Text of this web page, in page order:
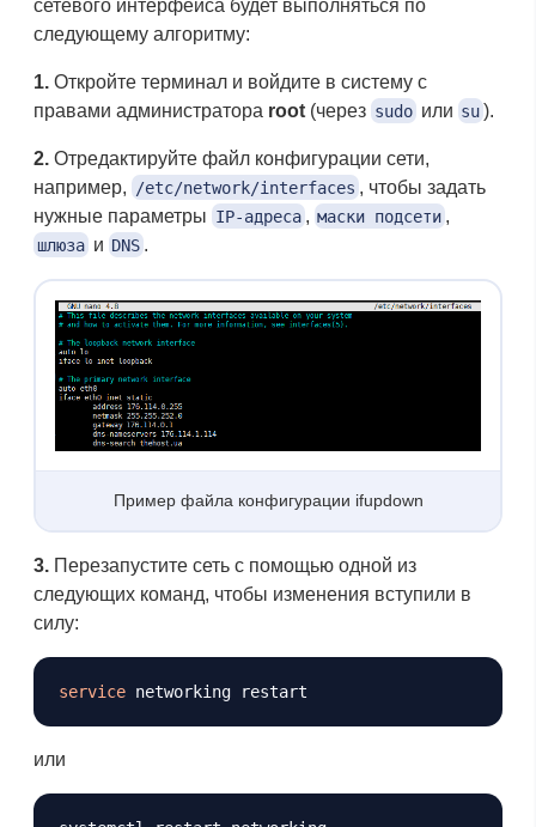
сетевого интерфейса будет выполняться по
следующему алгоритму:
1. Откройте терминал и войдите в систему с
правами администратора root (через sudo или su).
2. Отредактируйте файл конфигурации сети,
например,
/etc/network/interfaces , чтобы задать
нужные параметры IP-адреса , маски подсети ,
шлюза и DNS .
Пример файла конфигурации ifupdown
3. Перезапустите сеть с помощью одной из
следующих команд, чтобы изменения вступили в
силу:
service
или